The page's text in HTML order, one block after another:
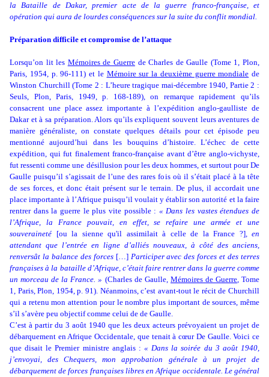
la Bataille de Dakar, premier acte de la guerre franco-française, et
opération qui aura de lourdes conséquences sur la suite du conflit mondial.
Préparation difficile et compromise de l’attaque
Lorsqu’on lit les Mémoires de Guerrede Charles de Gaulle (Tome 1, Plon,
Paris, 1954, p. 96-111) et le Mémoire sur la deuxième guerre mondiale de
Winston Churchill (Tome 2 : L’heure tragique mai-décembre 1940, Partie 2 :
Seuls, Plon, Paris, 1949, p. 168-189), on remarque rapidement qu’ils
consacrent une place assez importante à l’expédition anglo-gaulliste de
Dakar et à sa préparation. Alors qu’ils expliquent souvent leurs aventures de
manière généraliste, on constate quelques détails pour cet épisode peu
mentionné aujourd’hui dans les bouquins d’histoire. L’échec de cette
expédition, qui fut finalement franco-française avant d’être anglo-vichyste,
fut ressenti comme une désillusion pour les deux hommes, et surtout pour De
Gaulle puisqu’il s’agissait de l’une des rares fois où il s’était placé à la tête
de ses forces, et donc était présent sur le terrain. De plus, il accordait une
place importante à l’Afrique puisqu’il voulait y établir son autorité et la faire
rentrer dans la guerre le plus vite possible : « Dans les vastes étendues de
l’Afrique, la France pouvait, en effet, se refaire une armée et une
souveraineté [ou la sienne qu'il assimilait à celle de la France ?], en
attendant que l’entrée en ligne d’alliés nouveaux, à côté des anciens,
renversât la balance des forces[…] Participer avec des forces et des terres
françaises à la bataille d’Afrique, c’était faire rentrer dans la guerre comme
un morceau de la France. » (Charles de Gaulle, Mémoires de Guerre, Tome
1, Paris, Plon, 1954, p. 91). Néanmoins, c’est avant-tout le récit de Churchill
qui a retenu mon attention pour le nombre plus important de sources, même
s’il s’avère peu objectif comme celui de de Gaulle.
C’est à partir du 3 août 1940 que les deux acteurs prévoyaient un projet de
débarquement en Afrique Occidentale, que tenait à cœur De Gaulle. Voici ce
que disait le Premier ministre anglais : « Dans la soirée du 3 août 1940,
j’envoyai, des Chequers, mon approbation générale à un projet de
débarquement de forces françaises libres en Afrique occidentale. Le général